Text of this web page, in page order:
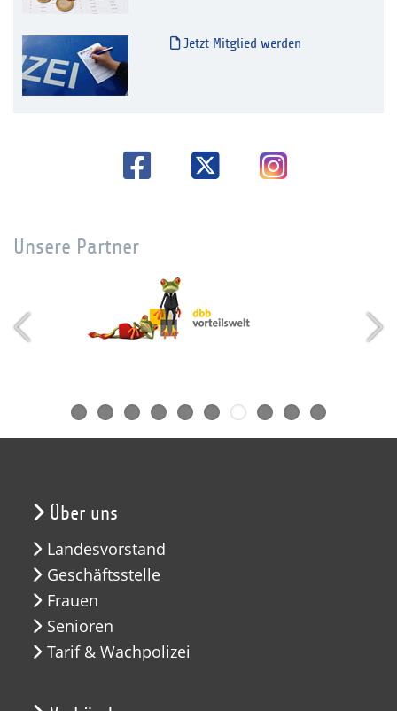
Jetzt Mitglied werden
Unsere Partner
Über uns
Landesvorstand
Geschäftsstelle
Frauen
Senioren
Tarif & Wachpolizei